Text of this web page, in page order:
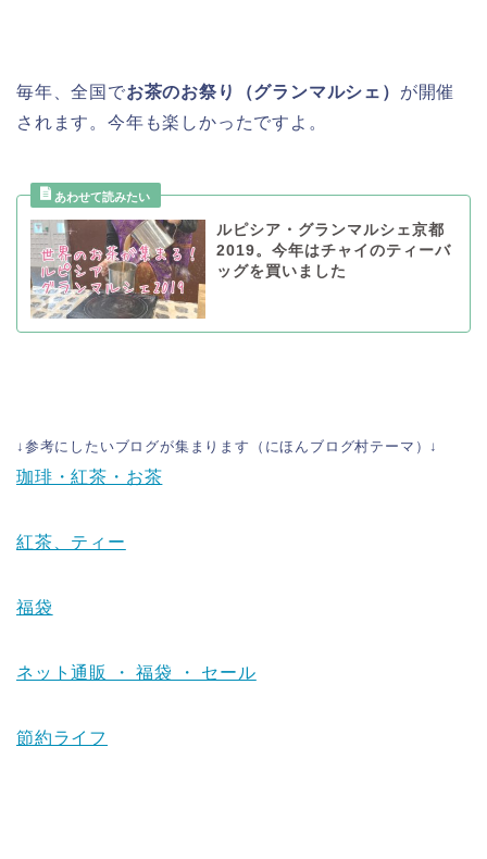
毎年、全国でお茶のお祭り（グランマルシェ） が開催
されます。今年も楽しかったですよ。
ルピシア・グランマルシェ京都
2019。今年はチャイのティーバ
ッグを買いました
↓参考にしたいブログが集まります（にほんブログ村テーマ）↓
珈琲・紅茶・お茶
紅茶、ティー
福袋
ネット通販 ・ 福袋 ・ セール
節約ライフ